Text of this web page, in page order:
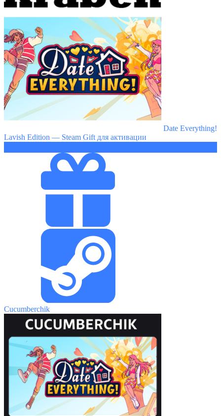
Date Everything!
Lavish Edition — Steam Gift для активации
Cucumberchik